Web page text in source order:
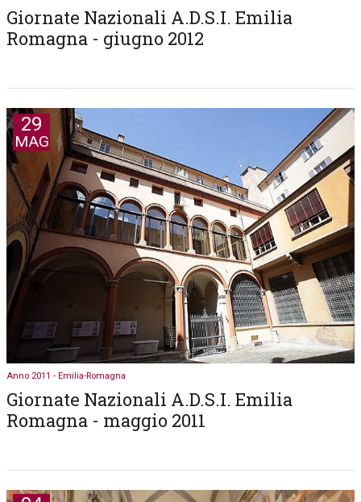
Giornate Nazionali A.D.S.I. Emilia
Romagna - giugno 2012
29
MAG
Anno 2011 - Emilia-Romagna
Giornate Nazionali A.D.S.I. Emilia
Romagna - maggio 2011